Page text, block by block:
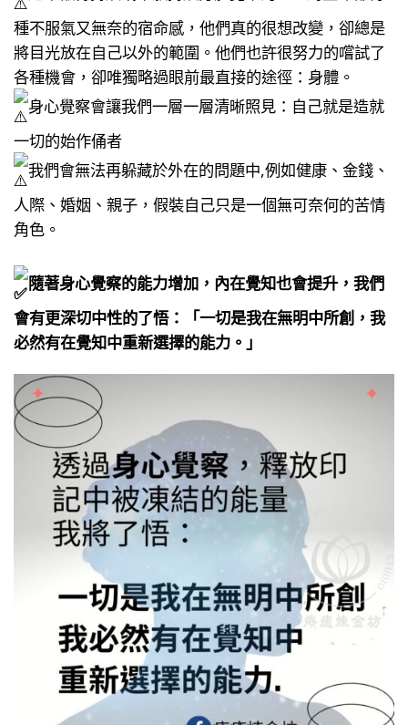
種不服氣又無奈的宿命感，​他們真的很想改變，卻總是
將目光放在自己以外的範圍。他們也許很努力的嚐試了
各種機會，​卻唯獨略過眼前最直接的途徑：身體。​
身心覺察會讓我們一層一層清晰照見：自己就是造就
一切的始作俑者​
我們會無法再躲藏於外在的問題中​,例如健康、金錢、
人際、婚姻、親子​，假裝自己只是一個無可奈何的苦情
角色。​
隨著身心覺察的能力增加，​內在覺知也會提升，​我們
會有更深切中性的了悟：​「一切是我在無明中所創，​我
必然有在覺知中重新選擇的能力。」